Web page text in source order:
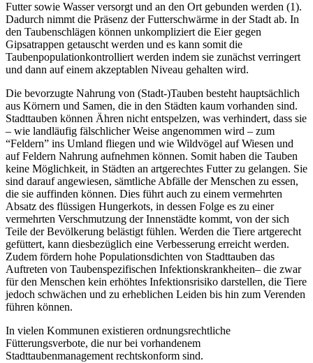
Futter sowie Wasser versorgt und an den Ort gebunden werden (1).
Dadurch nimmt die Präsenz der Futterschwärme in der Stadt ab. In
den Taubenschlägen können unkompliziert die Eier gegen
Gipsatrappen getauscht werden und es kann somit die
Taubenpopulationkontrolliert werden indem sie zunächst verringert
und dann auf einem akzeptablen Niveau gehalten wird.
Die bevorzugte Nahrung von (Stadt-)Tauben besteht hauptsächlich
aus Körnern und Samen, die in den Städten kaum vorhanden sind.
Stadttauben können Ähren nicht entspelzen, was verhindert, dass sie
– wie landläufig fälschlicher Weise angenommen wird – zum
“Feldern” ins Umland fliegen und wie Wildvögel auf Wiesen und
auf Feldern Nahrung aufnehmen können. Somit haben die Tauben
keine Möglichkeit, in Städten an artgerechtes Futter zu gelangen. Sie
sind darauf angewiesen, sämtliche Abfälle der Menschen zu essen,
die sie auffinden können. Dies führt auch zu einem vermehrten
Absatz des flüssigen Hungerkots, in dessen Folge es zu einer
vermehrten Verschmutzung der Innenstädte kommt, von der sich
Teile der Bevölkerung belästigt fühlen. Werden die Tiere artgerecht
gefüttert, kann diesbezüglich eine Verbesserung erreicht werden.
Zudem fördern hohe Populationsdichten von Stadttauben das
Auftreten von Taubenspezifischen Infektionskrankheiten– die zwar
für den Menschen kein erhöhtes Infektionsrisiko darstellen, die Tiere
jedoch schwächen und zu erheblichen Leiden bis hin zum Verenden
führen können.
In vielen Kommunen existieren ordnungsrechtliche
Fütterungsverbote, die nur bei vorhandenem
Stadttaubenmanagement rechtskonform sind.